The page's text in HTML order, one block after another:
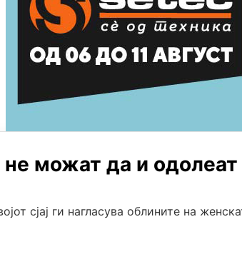
можат да и одолеат
сјај ги нагласува облините на